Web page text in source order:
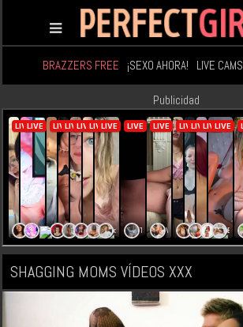
BRAZZERS FREE ¡SEXO AHORA! LIVE CAMS
Publicidad
SHAGGING MOMS VÍDEOS XXX